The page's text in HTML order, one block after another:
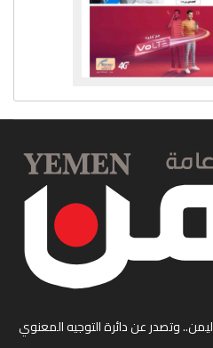
وتصدر عن دائرة التوجيه المعنوي